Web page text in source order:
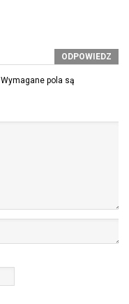
ODPOWIEDZ
Wymagane pola są